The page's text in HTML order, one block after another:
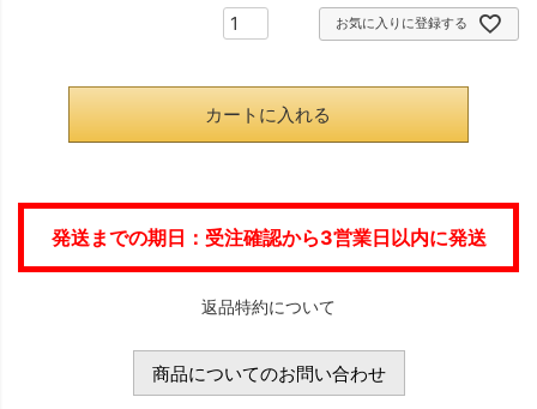
お気に入りに登録する
カートに入れる
発送までの期日：受注確認から3営業日以内に発送
返品特約について
商品についてのお問い合わせ